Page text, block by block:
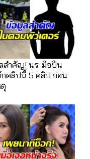
สำคัญ! นร. มือปืน
คลิปนี้ 5 คลิป ก่อน